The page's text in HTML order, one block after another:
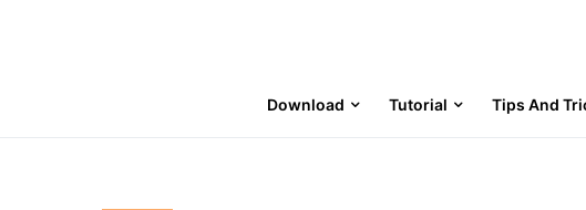
Download Tutorial Tips And